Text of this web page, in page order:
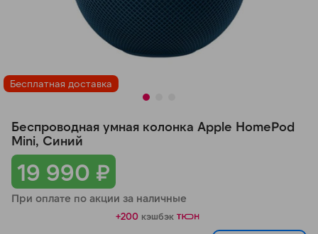
Бесплатная доставка
19 990 ₽
При оплате по акции за наличные
+200 кэшбэк
Беспроводная умная колонка Apple HomePod
Mini, Синий
Добавляйте товары
в корзину
Оплачивайте сегодня только
% картой любого банка
Получайте товар
выбранный способом
Оставшиеся75% будут